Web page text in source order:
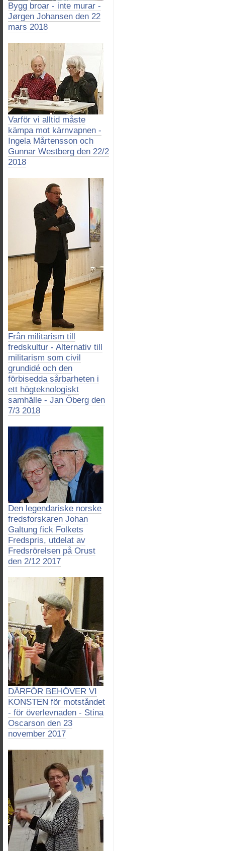
Bygg broar - inte murar -
Jørgen Johansen den 22
mars 2018
Varför vi alltid måste
kämpa mot kärnvapnen -
Ingela Mårtensson och
Gunnar Westberg den 22/2
2018
Från militarism till
fredskultur - Alternativ till
militarism som civil
grundidé och den
förbisedda sårbarheten i
ett högteknologiskt
samhälle - Jan Öberg den
7/3 2018
Den legendariske norske
fredsforskaren Johan
Galtung fick Folkets
Fredspris, utdelat av
Fredsrörelsen på Orust
den 2/12 2017
DÄRFÖR BEHÖVER VI
KONSTEN för motståndet
- för överlevnaden - Stina
Oscarson den 23
november 2017